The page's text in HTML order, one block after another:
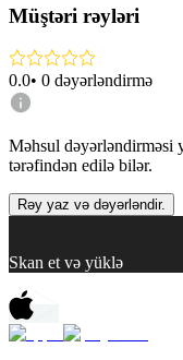
Müştəri rəyləri
0.0• 0 dəyərləndirmə
Məhsul dəyərləndirməsi
tərəfindən edilə bilər.
Rəy yaz və dəyərləndir.
Skan et və yüklə